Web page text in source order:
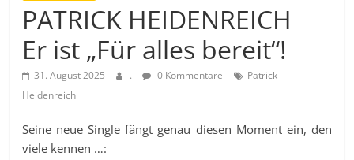
PATRICK HEIDENREICH
Er ist „Für alles bereit“!
31. August 2025 . 0 Kommentare
Patrick
Heidenreich
Seine neue Single fängt genau diesen Moment ein, den
viele kennen …: